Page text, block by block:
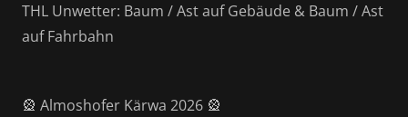
THL Unwetter: Baum / Ast auf Gebäude & Baum / Ast
auf Fahrbahn
🎡 Almoshofer Kärwa 2026 🎡